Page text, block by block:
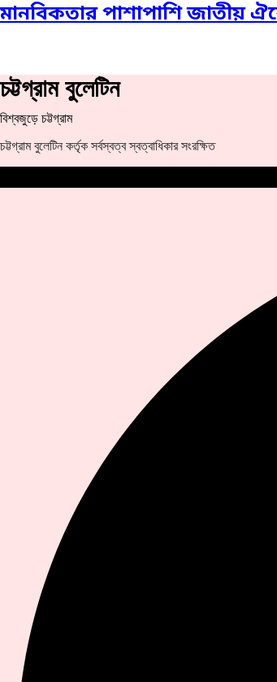
মানবিকতার পাশাপাশি জাতীয়
চট্টগ্রাম বুলেটিন
বিশ্বজুড়ে চট্টগ্রাম
চট্টগ্রাম বুলেটিন কর্তৃক সর্বস্বত্ব স্বত্বাধিকার সংরক্ষিত